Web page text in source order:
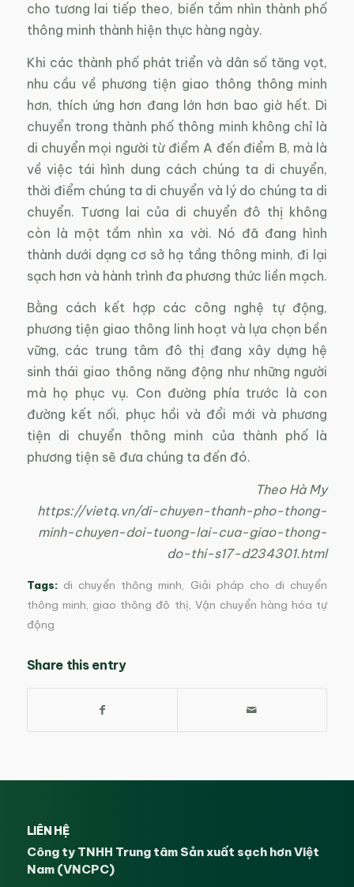
cho tương lai tiếp theo, biến tầm nhìn thành phố
thông minh thành hiện thực hàng ngày.
Khi các thành phố phát triển và dân số tăng vọt,
nhu cầu về phương tiện giao thông thông minh
hơn, thích ứng hơn đang lớn hơn bao giờ hết. Di
chuyển trong thành phố thông minh không chỉ là
di chuyển mọi người từ điểm A đến điểm B, mà là
về việc tái hình dung cách chúng ta di chuyển,
thời điểm chúng ta di chuyển và lý do chúng ta di
chuyển. Tương lai của di chuyển đô thị không
còn là một tầm nhìn xa vời. Nó đã đang hình
thành dưới dạng cơ sở hạ tầng thông minh, đi lại
sạch hơn và hành trình đa phương thức liền mạch.
Bằng cách kết hợp các công nghệ tự động,
phương tiện giao thông linh hoạt và lựa chọn bền
vững, các trung tâm đô thị đang xây dựng hệ
sinh thái giao thông năng động như những người
mà họ phục vụ. Con đường phía trước là con
đường kết nối, phục hồi và đổi mới và phương
tiện di chuyển thông minh của thành phố là
phương tiện sẽ đưa chúng ta đến đó.
Theo Hà My
https://vietq.vn/di-chuyen-thanh-pho-thong-
minh-chuyen-doi-tuong-lai-cua-giao-thong-
do-thi-s17-d234301.html
Tags: di chuyển thông minh, Giải pháp cho di chuyển
thông minh, giao thông đô thị, Vận chuyển hàng hóa tự
động
Share this entry
LIÊN HỆ
Công ty TNHH Trung tâm Sản xuất sạch hơn Việt
Nam (VNCPC)